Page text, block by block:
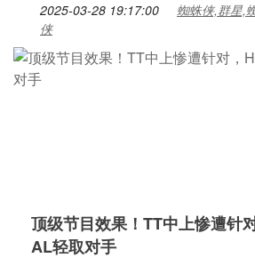
2025-03-28 19:17:00
蜘蛛侠,群星,
侠
顶级节目效果！TT中上惨遭针
AL轻取对手